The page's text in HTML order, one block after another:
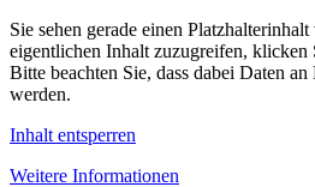
Sie sehen gerade einen Platzhalterinhalt
eigentlichen Inhalt zuzugreifen, klicken
Bitte beachten Sie, dass dabei Daten
werden.
Inhalt entsperren
Weitere Informationen